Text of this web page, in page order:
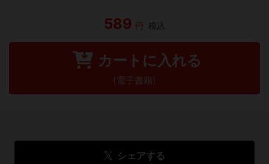
589 円 税込
カートに入れる
(電子書籍)
シェアする